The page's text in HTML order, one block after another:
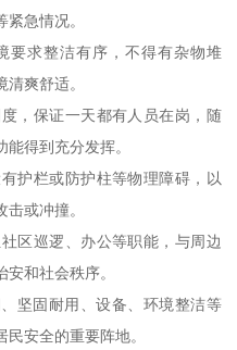
急情况。
要求整洁有序，不得有杂物堆
爽舒适。
，保证一天都有人员在岗，随
得到充分发挥。
护栏或防护柱等物理障碍，以
或冲撞。
区巡逻、办公等职能，与周边
和社会秩序。
坚固耐用、设备、环境整洁等
安全的重要阵地。